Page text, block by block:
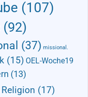
(107)
(92)
(37) missional.
(15) OEL-Woche19
(13)
Religion (17)